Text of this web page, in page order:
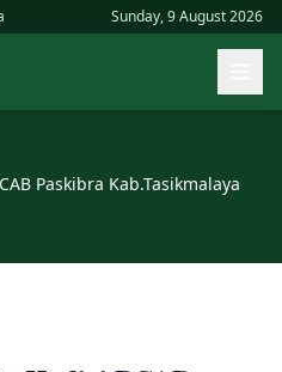
Sunday, 9 August 2026
Paskibra Kab.Tasikmalaya